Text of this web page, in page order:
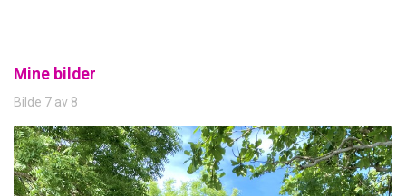
Mine bilder
Bilde 7 av 8